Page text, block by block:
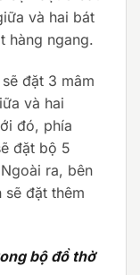
và hai bát
hàng ngang.
đặt 3 mâm
và hai
đó, phía
đặt bộ 5
ra, bên
sẽ đặt thêm
bộ đồ thờ